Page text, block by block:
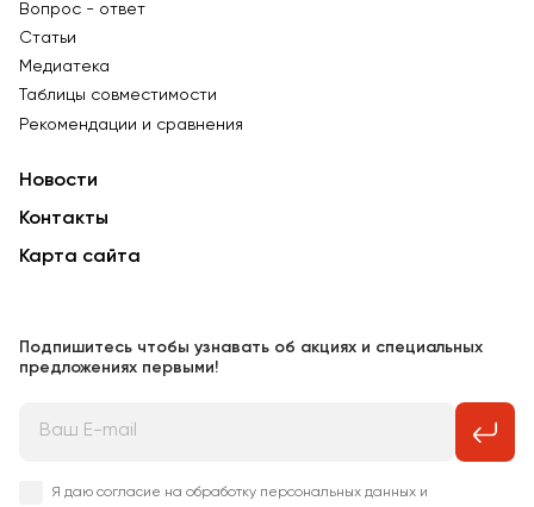
Вопрос - ответ
Статьи
Медиатека
Таблицы совместимости
Рекомендации и сравнения
Новости
Контакты
Карта сайта
Подпишитесь чтобы узнавать об акциях и специальных
предложениях первыми!
Я даю согласие на обработку персональных данных и